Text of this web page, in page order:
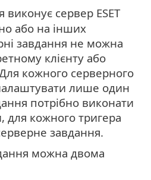
виконує сервер ESET
або на інших
завдання не можна
клієнту або
Для кожного серверного
лише один
потрібно виконати
для кожного тригера
завдання.
можна двома